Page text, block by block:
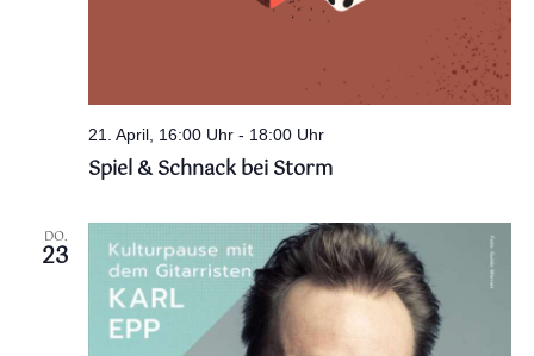
21. April, 16:00 Uhr- 18:00 Uhr
Spiel & Schnack bei Storm
DO.
23